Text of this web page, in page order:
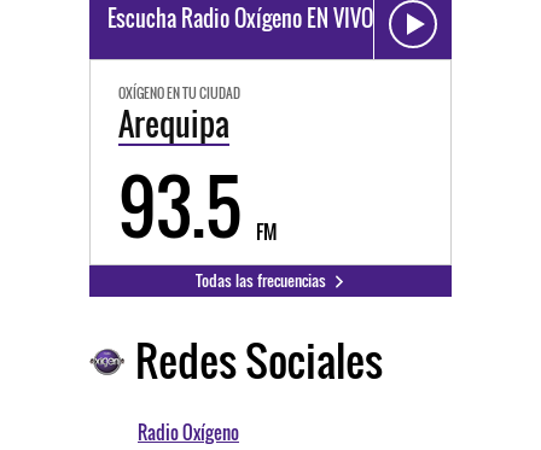
Escucha Radio Oxígeno EN VIVO
OXÍGENO EN TU CIUDAD
Arequipa
93.5 FM
Todas las frecuencias
Redes Sociales
Radio Oxígeno